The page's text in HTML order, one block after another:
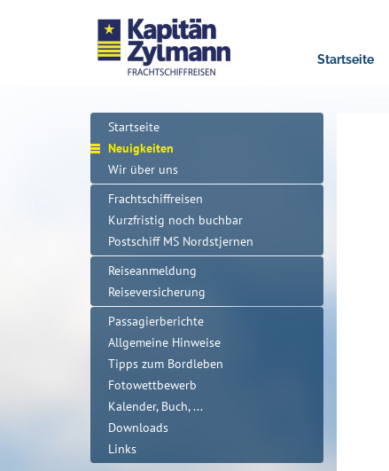
Startseite
Startseite
Neuigkeiten
Wir über uns
Frachtschiffreisen
Kurzfristig noch buchbar
Postschiff MS Nordstjernen
Reiseanmeldung
Reiseversicherung
Passagierberichte
Allgemeine Hinweise
Tipps zum Bordleben
Fotowettbewerb
Kalender, Buch, ...
Downloads
Links